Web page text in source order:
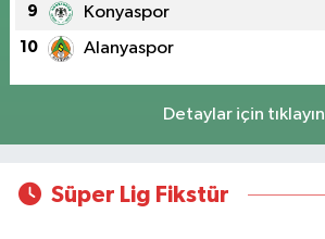
9 Konyaspor
10 Alanyaspor
Detaylar için tıklayın
Süper Lig Fikstür